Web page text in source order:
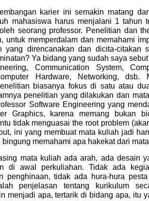
karier ini semakin matang
mahasiswa harus menjalani 1 tahun
seorang professor. Penelitian dan
untuk memperdalam dan memahami
yang direncanakan dan dicita-citakan
Ya bidang yang sudah saya
Communication System,
Hardware, Networking, dsb.
biasanya fokus di satu atau
penelitian yang dilakukan dan
Software Engineering yang
Graphics, karena memang bukan
tidak menguasai the root problem
ini yang membuat mata kuliah jadi
memahami apa hakekat dari
mata kuliah ada arah, ada desain
di awal perkuliahan. Tidak ada
penghinaan, tidak ada hura-hura
penjelasan tentang kurikulum
menjadi apa, tertarik di bidang apa, itu